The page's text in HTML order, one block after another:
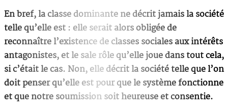
En bref, la classe dominante ne décrit jamais la société
telle qu’elle est : elle serait alors obligée de
reconnaître l’existence de classes sociales aux intérêts
antagonistes, et le sale rôle qu’elle joue dans tout cela,
si c’était le cas. Non, elle décrit la société telle que l’on
doit penser qu’elle est pour que le système fonctionne
et que notre soumission soit heureuse et consentie.